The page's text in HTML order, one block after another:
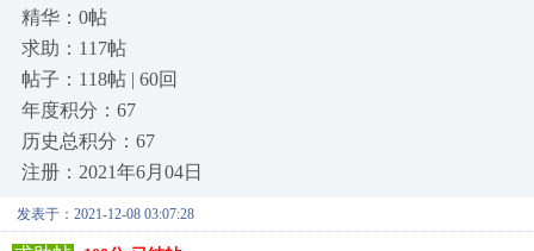
精华：0帖
求助：117帖
帖子：118帖 | 60回
年度积分：67
历史总积分：67
注册：2021年6月04日
发表于：2021-12-08 03:07:28